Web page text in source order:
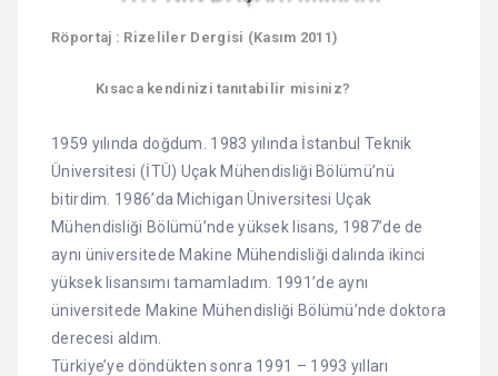
Röportaj : Rizeliler Dergisi (Kasım 2011)
Kısaca kendinizi tanıtabilir misiniz?
1959 yılında doğdum. 1983 yılında İstanbul Teknik
Üniversitesi (İTÜ) Uçak Mühendisliği Bölümü’nü
bitirdim. 1986’da Michigan Üniversitesi Uçak
Mühendisliği Bölümü’nde yüksek lisans, 1987’de de
aynı üniversitede Makine Mühendisliği dalında ikinci
yüksek lisansımı tamamladım. 1991’de aynı
üniversitede Makine Mühendisliği Bölümü’nde doktora
derecesi aldım.
Türkiye’ye döndükten sonra 1991 – 1993 yılları